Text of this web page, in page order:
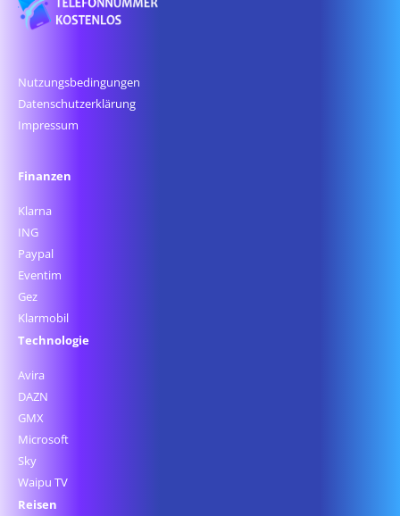
Nutzungsbedingungen
Datenschutz­erklärung
Impressum
Finanzen
Klarna
ING
Paypal
Eventim
Gez
Klarmobil
Technologie
Avira
DAZN
GMX
Microsoft
Sky
Waipu TV
Reisen